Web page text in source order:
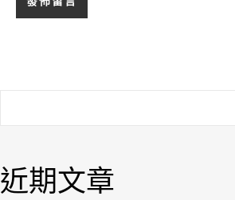
近期文章
Royal.